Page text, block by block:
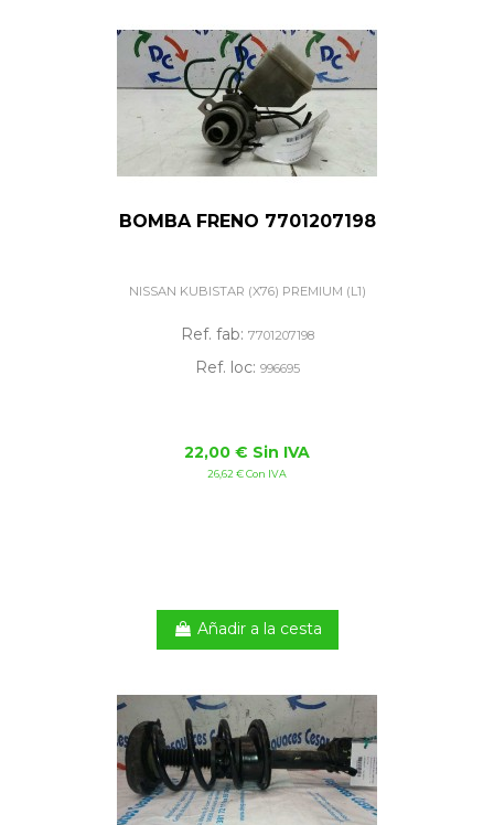
BOMBA FRENO 7701207198
NISSAN KUBISTAR (X76) PREMIUM (L1)
Ref. fab: 7701207198
Ref. loc: 996695
22,00 € Sin IVA
26,62 € Con IVA
Añadir a la cesta